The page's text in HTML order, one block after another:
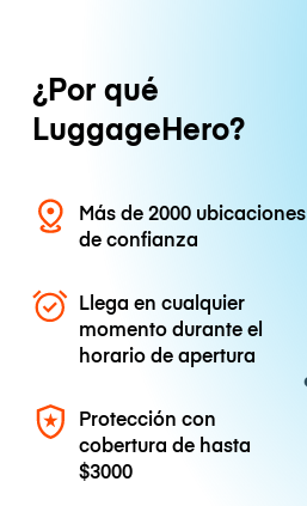
¿Por qué
LuggageHero?
Más de 2000 ubicaciones
de confianza
Llega en cualquier
momento durante el
horario de apertura
Protección con
cobertura de hasta
$3000